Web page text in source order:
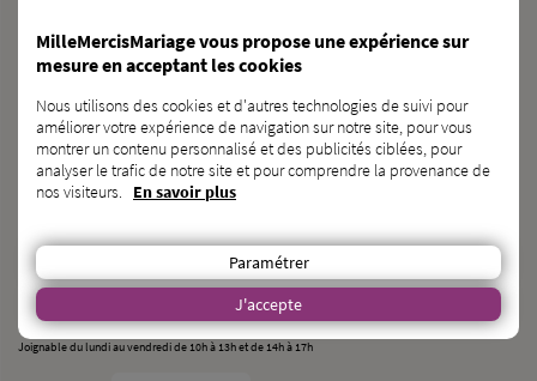
PARLEZ-LEUR DE NOUS !
CONTACT
MilleMercisMariage - Société M Pour Toujours :
21, Rue Mercière - 69002 Lyon
contact@millemercismariage.com
0 806 110 405(Service gratuit hors coût opérateur)
Joignable du lundi au vendredi de 10h à 13h et de 14h à 17h
MilleMercisMariage vous propose une expérience sur
mesure en acceptant les cookies
Nous utilisons des cookies et d'autres technologies de suivi pour
améliorer votre expérience de navigation sur notre site, pour vous
montrer un contenu personnalisé et des publicités ciblées, pour
analyser le trafic de notre site et pour comprendre la provenance de
nos visiteurs. En savoir plus
Paramétrer
J'accepte